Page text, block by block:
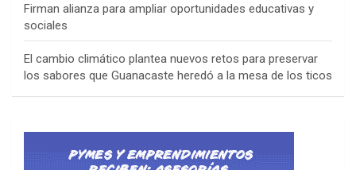
Firman alianza para ampliar oportunidades educativas y
sociales
El cambio climático plantea nuevos retos para preservar
los sabores que Guanacaste heredó a la mesa de los ticos